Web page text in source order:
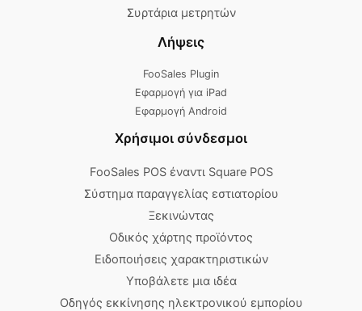
Συρτάρια μετρητών
Λήψεις
FooSales Plugin
Εφαρμογή για iPad
Εφαρμογή Android
Χρήσιμοι σύνδεσμοι
FooSales POS έναντι Square POS
Σύστημα παραγγελίας εστιατορίου
Ξεκινώντας
Οδικός χάρτης προϊόντος
Ειδοποιήσεις χαρακτηριστικών
Υποβάλετε μια ιδέα
Οδηγός εκκίνησης ηλεκτρονικού εμπορίου